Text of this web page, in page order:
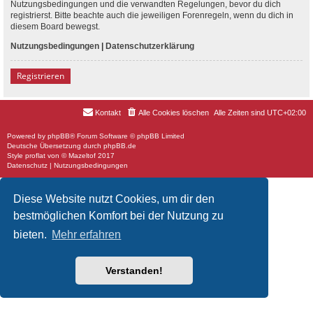
Diese Website nutzt Cookies, um dir den
bestmöglichen Komfort bei der Nutzung zu
bieten. Mehr erfahren
Verstanden!
Nutzungsbedingungen und die verwandten Regelungen, bevor du dich
registrierst. Bitte beachte auch die jeweiligen Forenregeln, wenn du dich in
diesem Board bewegst.
Nutzungsbedingungen | Datenschutzerklärung
Registrieren
Alle Zeiten sind UTC+02:00
Alle Cookies löschen
Kontakt
Powered by phpBB® Forum Software © phpBB Limited
Deutsche Übersetzung durch phpBB.de
Style proflat von ©Mazeltof 2017
Datenschutz | Nutzungsbedingungen